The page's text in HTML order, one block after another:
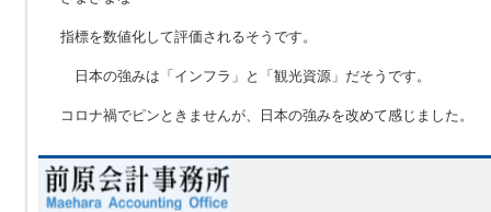
指標を数値化して評価されるそうです。
日本の強みは「インフラ」と「観光資源」だそうです。
コロナ禍でピンときませんが、日本の強みを改めて感じました。